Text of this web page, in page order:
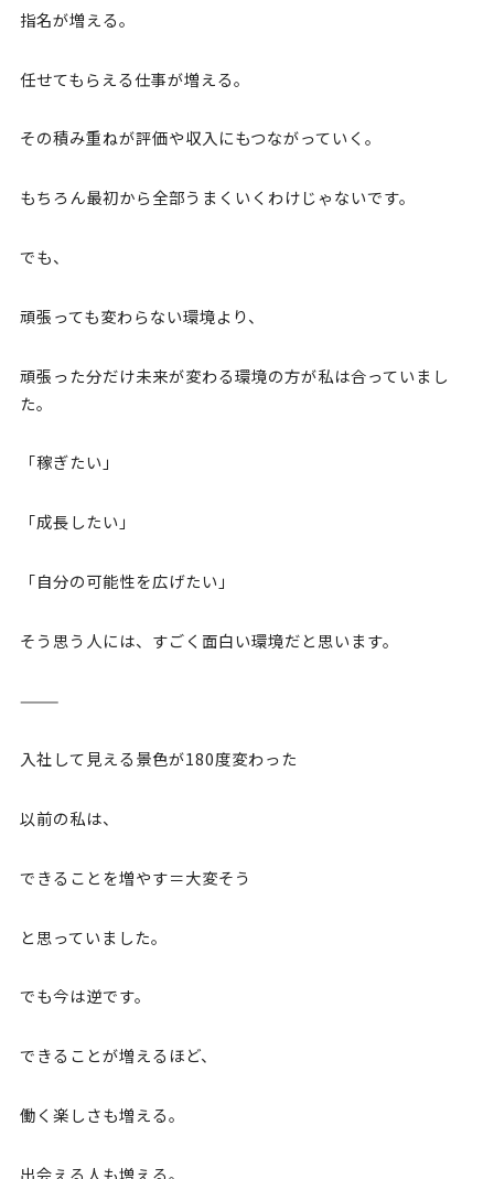
指名が増える。
任せてもらえる仕事が増える。
その積み重ねが評価や収入にもつながっていく。
もちろん最初から全部うまくいくわけじゃないです。
でも、
頑張っても変わらない環境より、
頑張った分だけ未来が変わる環境の方が私は合っていまし
た。
「稼ぎたい」
「成長したい」
「自分の可能性を広げたい」
そう思う人には、すごく面白い環境だと思います。
⸻
入社して見える景色が180度変わった
以前の私は、
できることを増やす＝大変そう
と思っていました。
でも今は逆です。
できることが増えるほど、
働く楽しさも増える。
出会える人も増える。